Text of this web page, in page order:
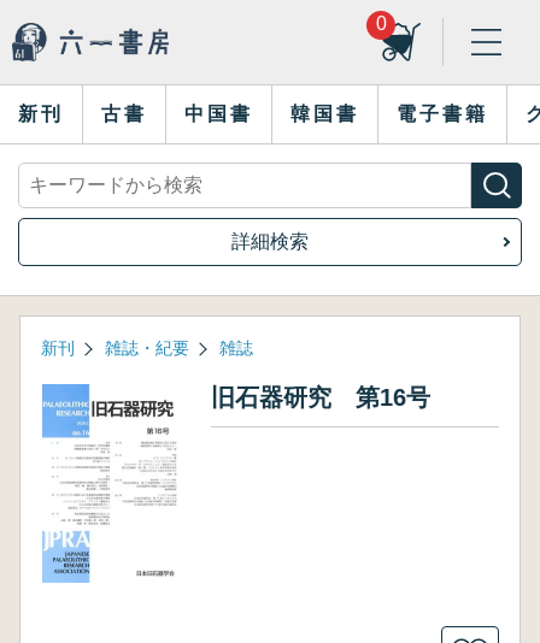
0
新刊 古書 中国書 韓国書 電子書籍
詳細検索
新刊 雑誌・紀要 雑誌
旧石器研究 第16号